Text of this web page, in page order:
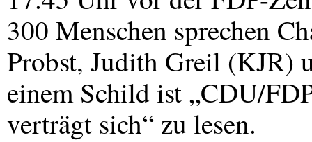
300 Menschen sprechen
Probst, Judith Greil (KJR)
einem Schild ist „CDU/
verträgt sich“ zu lesen.